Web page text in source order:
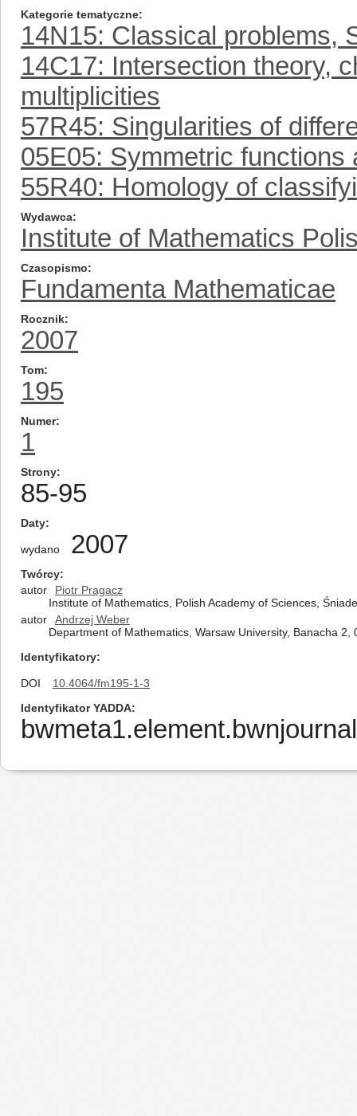
Kategorie tematyczne
14N15: Classical problems,
14C17: Intersection theory,
multiplicities
57R45: Singularities of
05E05: Symmetric functions
55R40: Homology of
Wydawca
Institute of Mathematics
Czasopismo
Fundamenta Mathematicae
Rocznik
2007
Tom
195
Numer
1
Strony
85-95
Daty
wydano 2007
Twórcy
autor
Piotr Pragacz
Institute of Mathematics, Polish Academy of Sciences,
autor
Andrzej Weber
Department of Mathematics, Warsaw University, Banacha 2,
Identyfikatory
DOI
10.4064/fm195-1-3
Identyfikator YADDA